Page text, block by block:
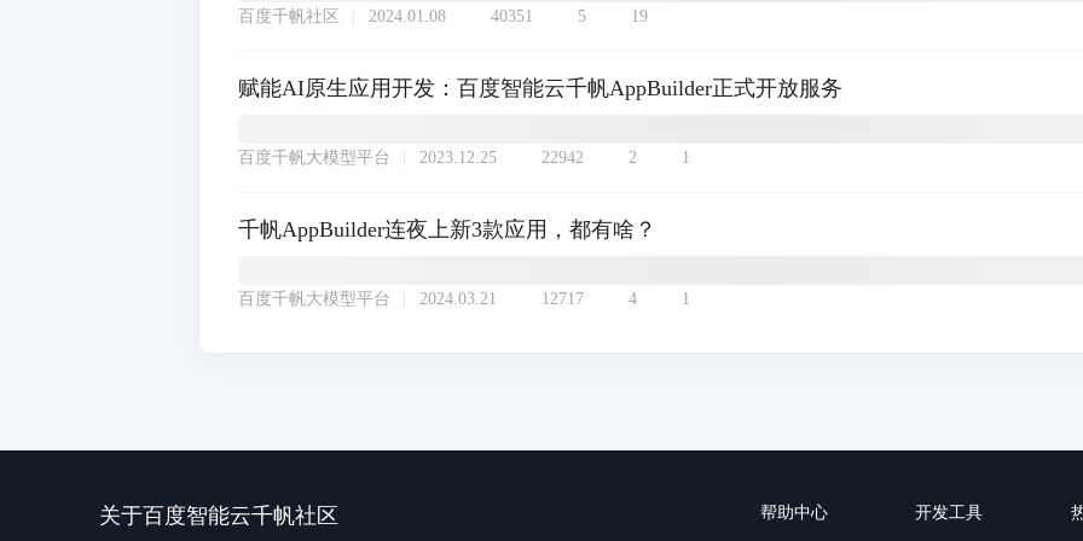
百度千帆社区 2024.01.08 40351 5 19
赋能AI原生应用开发：百度智能云千帆AppBuilder正式开放服务
百度千帆大模型平台 2023.12.25 22942 2 1
千帆AppBuilder连夜上新3款应用，都有啥？
百度千帆大模型平台 2024.03.21 12717 4 1
关于百度智能云千帆社区 帮助中心 开发工具